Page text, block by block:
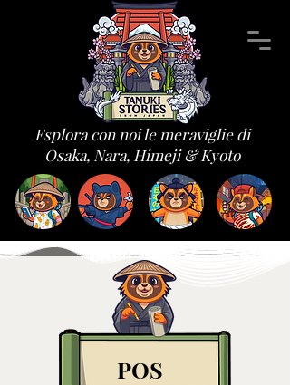
Esplora con noi le meraviglie di
Osaka, Nara, Himeji & Kyoto
POS